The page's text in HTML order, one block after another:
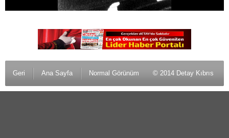
Geri Ana Sayfa Normal Görünüm © 2014 Detay Kıbrıs